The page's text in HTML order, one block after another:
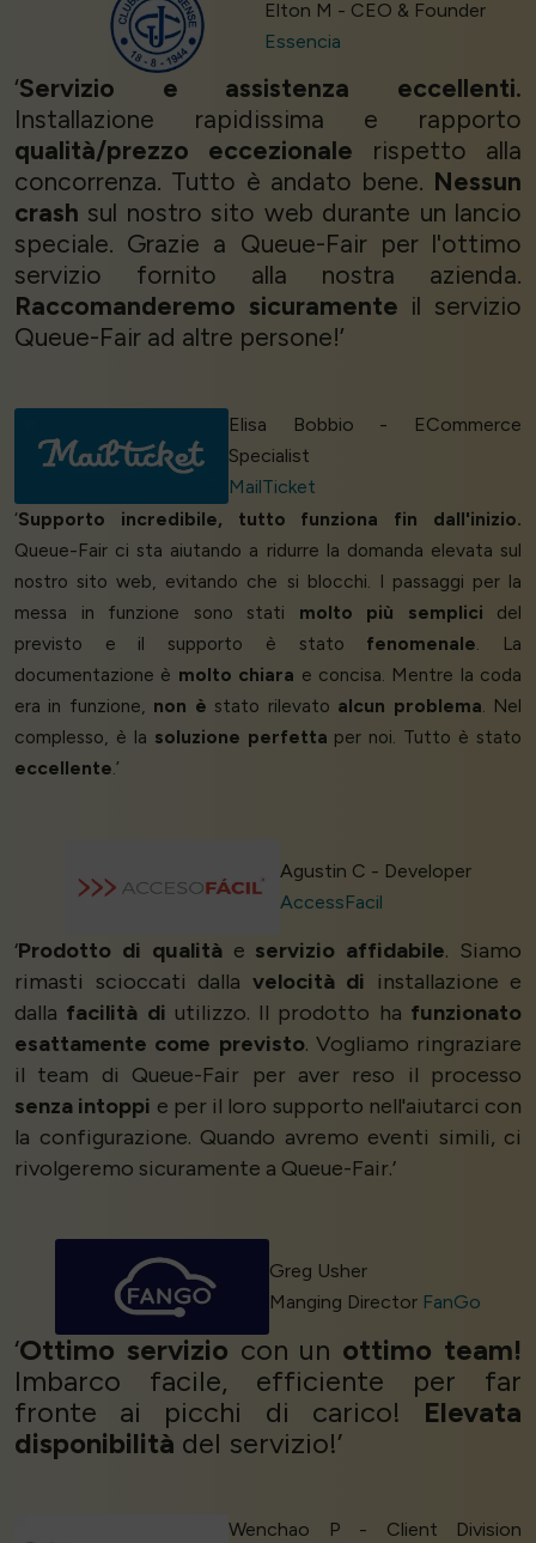
Elton M - CEO & Founder
Essencia
‘Servizio e assistenza eccellenti.
Installazione rapidissima e rapporto
qualità/prezzo eccezionale rispetto alla
concorrenza. Tutto è andato bene. Nessun
crash sul nostro sito web durante un lancio
speciale. Grazie a Queue-Fair per l'ottimo
servizio fornito alla nostra azienda.
Raccomanderemo sicuramente il servizio
Queue-Fair ad altre persone!’
Elisa Bobbio - ECommerce
Specialist
MailTicket
‘Supporto incredibile, tutto funziona fin dall'inizio.
Queue-Fair ci sta aiutando a ridurre la domanda elevata sul
nostro sito web, evitando che si blocchi. I passaggi per la
messa in funzione sono stati molto più semplici del
previsto e il supporto è stato fenomenale. La
documentazione è molto chiara e concisa. Mentre la coda
era in funzione, non è stato rilevato alcun problema. Nel
complesso, è la soluzione perfetta per noi. Tutto è stato
eccellente.’
Agustin C - Developer
AccessFacil
‘Prodotto di qualitàe servizio affidabile. Siamo
rimasti scioccati dalla velocità di installazione e
dalla facilità di utilizzo. Il prodotto ha funzionato
esattamente come previsto. Vogliamo ringraziare
il team di Queue-Fair per aver reso il processo
senza intoppi e per il loro supporto nell'aiutarci con
la configurazione. Quando avremo eventi simili, ci
rivolgeremo sicuramente a Queue-Fair.’
Greg Usher
Manging Director FanGo
‘Ottimo servizio con un ottimo team!
Imbarco facile, efficiente per far
fronte ai picchi di carico! Elevata
disponibilità del servizio!’
Wenchao P - Client Division